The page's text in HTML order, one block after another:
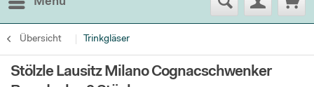
Übersicht Trinkgläser
Stölzle Lausitz Milano Cognacschwenker